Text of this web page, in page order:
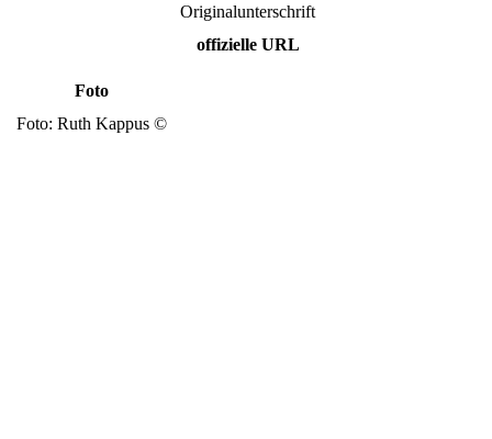
Originalunterschrift
offizielle URL
Foto
Foto: Ruth Kappus ©